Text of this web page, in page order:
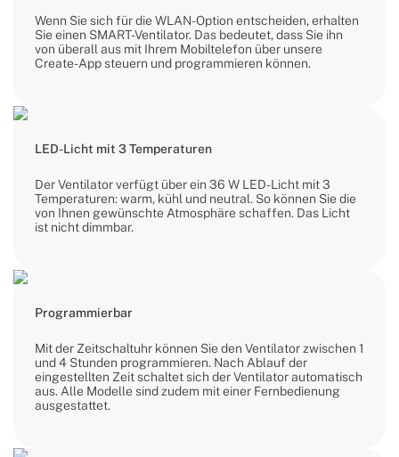
Wenn Sie sich für die WLAN-Option entscheiden, erhalten
Sie einen SMART-Ventilator. Das bedeutet, dass Sie ihn
von überall aus mit Ihrem Mobiltelefon über unsere
Create-App steuern und programmieren können.
LED-Licht mit 3 Temperaturen
Der Ventilator verfügt über ein 36 W LED-Licht mit 3
Temperaturen: warm, kühl und neutral. So können Sie die
von Ihnen gewünschte Atmosphäre schaffen. Das Licht
ist nicht dimmbar.
Programmierbar
Mit der Zeitschaltuhr können Sie den Ventilator zwischen 1
und 4 Stunden programmieren. Nach Ablauf der
eingestellten Zeit schaltet sich der Ventilator automatisch
aus. Alle Modelle sind zudem mit einer Fernbedienung
ausgestattet.